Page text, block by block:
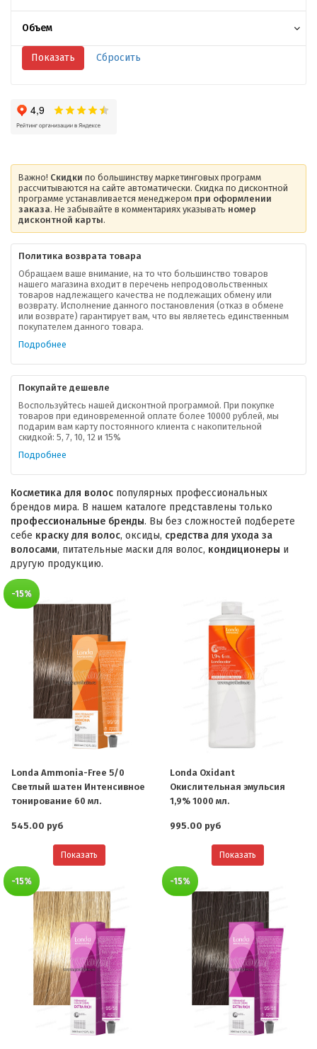
Объем
Важно! Скидки по большинству маркетинговых программ
рассчитываются на сайте автоматически. Скидка по дисконтной
программе устанавливается менеджером при оформлении
заказа. Не забывайте в комментариях указывать номер
дисконтной карты.
Политика возврата товара
Обращаем ваше внимание, на то что большинство товаров
нашего магазина входит в перечень непродовольственных
товаров надлежащего качества не подлежащих обмену или
возврату. Исполнение данного постановления (отказ в обмене
или возврате) гарантирует вам, что вы являетесь единственным
покупателем данного товара.
Подробнее
Покупайте дешевле
Воспользуйтесь нашей дисконтной программой. При покупке
товаров при единовременной оплате более 10000 рублей, мы
подарим вам карту постоянного клиента с накопительной
скидкой: 5, 7, 10, 12 и 15%
Подробнее
Косметика для волос популярных профессиональных
брендов мира. В нашем каталоге представлены только
профессиональные бренды. Вы без сложностей подберете
себе краску для волос, оксиды, средства для ухода за
волосами, питательные маски для волос, кондиционеры и
другую продукцию.
-15%
Londa Ammonia-Free 5/0
Светлый шатен Интенсивное
тонирование 60 мл.
545.00 руб
Показать
Londa Oxidant
Окислительная эмульсия
1,9% 1000 мл.
995.00 руб
Показать
-15% -15%